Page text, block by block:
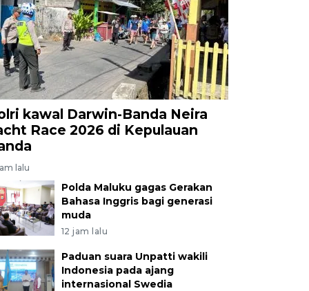
kawal Darwin-Banda Neira
Race 2026 di Kepulauan
lalu
Polda Maluku gagas Gerakan
Bahasa Inggris bagi generasi
muda
12 jam lalu
Paduan suara Unpatti wakili
Indonesia pada ajang
internasional Swedia